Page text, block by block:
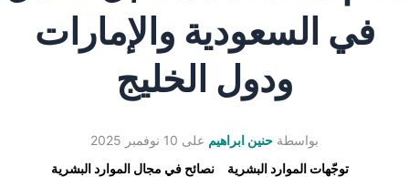
في السعودية والإمارات
ودول الخليج
بواسطة حنين ابراهيم على 10 نوفمبر 2025
توجّهات الموارد البشرية
نصائح في مجال الموارد البشرية